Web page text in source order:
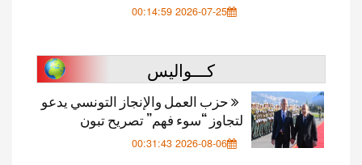
2026-07-25 00:14:59
كـــواليس
حزب العمل والإنجاز التونسي يدعو
لتجاوز “سوء فهم” تصريح تبون
2026-08-06 00:31:43